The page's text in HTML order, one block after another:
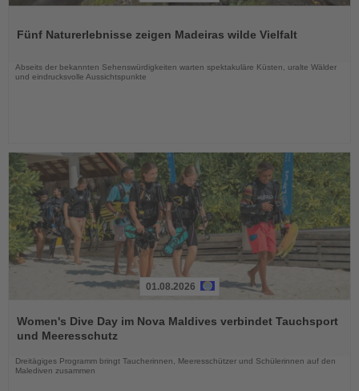
dieFünf Naturerlebnisse zeigen Madeiras wilde Vielfalt
Abseits der bekannten Sehenswürdigkeiten warten spektakuläre Küsten, uralte Wälder
und eindrucksvolle Aussichtspunkte
Sie
die
01.08.2026
Women's Dive Day im Nova Maldives verbindet Tauchsport
und Meeresschutz
Dreitägiges Programm bringt Taucherinnen, Meeresschützer und Schülerinnen auf den
Malediven zusammen